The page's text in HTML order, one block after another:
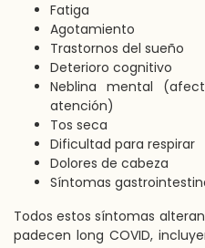
Fatiga
Agotamiento
Trastornos del sueño
Deterioro cognitivo
Neblina mental
atención)
Tos seca
Dificultad para respirar
Dolores de cabeza
Síntomas
Todos estos síntomas
padecen long COVID,